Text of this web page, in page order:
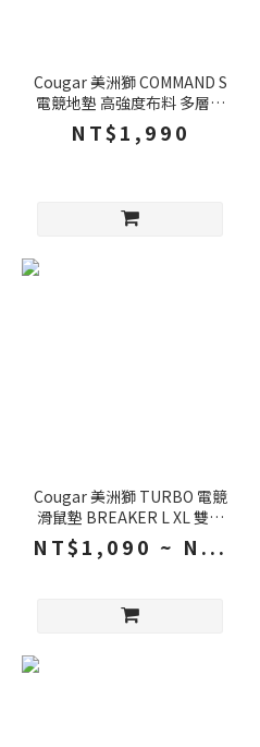
Cougar 美洲獅 COMMAND S
電競地墊 高強度布料 多層塗
層技術 降低椅輪噪音 耐磨損
地墊 防刮地墊 大地墊
NT$1,990
Cougar 美洲獅 TURBO 電競
滑鼠墊 BREAKER L XL 雙層
防水防污 耐磨表面 大滑鼠墊
滑鼠墊 鼠墊
NT$1,090 ~ N...